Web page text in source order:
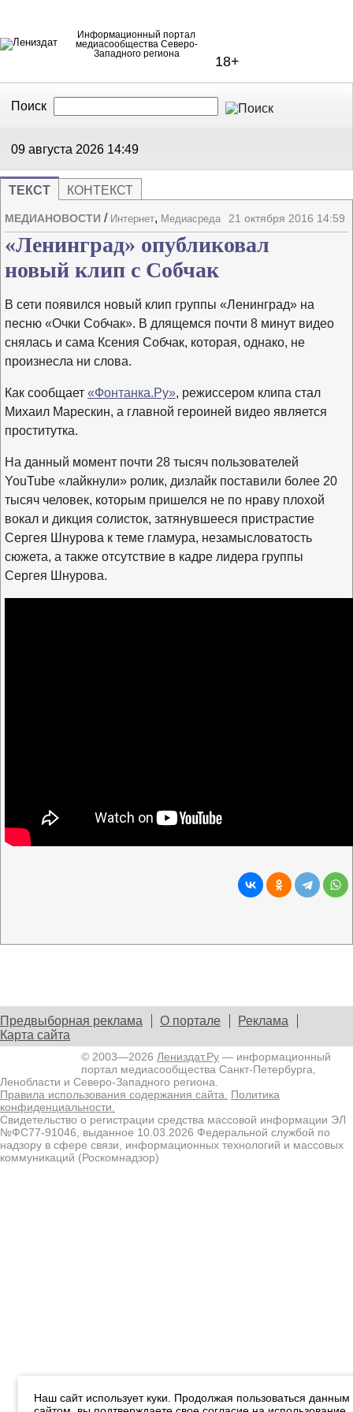
Информационный портал
медиасообщества Северо-
Западного региона
18+
Поиск
09 августа 2026 14:49
ТЕКСТ КОНТЕКСТ
МЕДИАНОВОСТИ / Интернет, Медиасреда 21 октября 2016 14:59
«Ленинград» опубликовал
новый клип с Собчак
В сети появился новый клип группы «Ленинград» на
песню «Очки Собчак». В длящемся почти 8 минут видео
снялась и сама Ксения Собчак, которая, однако, не
произнесла ни слова.
Как сообщает «Фонтанка.Ру», режиссером клипа стал
Михаил Марескин, а главной героиней видео является
проститутка.
На данный момент почти 28 тысяч пользователей
YouTube «лайкнули» ролик, дизлайк поставили более 20
тысяч человек, которым пришелся не по нраву плохой
вокал и дикция солисток, затянувшееся пристрастие
Сергея Шнурова к теме гламура, незамысловатость
сюжета, а также отсутствие в кадре лидера группы
Сергея Шнурова.
Предвыборная реклама О портале
Реклама
Карта сайта
© 2003—2026 Лениздат.Ру — информационный
портал медиасообщества Санкт-Петербурга,
Ленобласти и Северо-Западного региона.
Правила использования содержания сайта.
Политика
конфиденциальности.
Свидетельство о регистрации средства массовой информации ЭЛ
№ФС77-91046, выданное 10.03.2026 Федеральной службой по
надзору в сфере связи, информационных технологий и массовых
коммуникаций (Роскомнадзор)
Наш сайт использует куки. Продолжая пользоваться данным